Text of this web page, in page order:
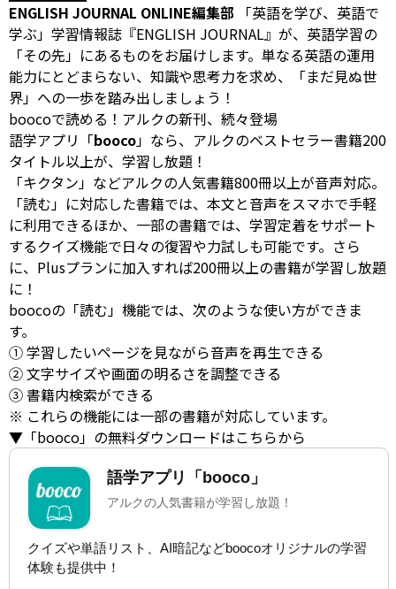
ENGLISH JOURNAL ONLINE編集部 「英語を学び、英語で
学ぶ」学習情報誌『ENGLISH JOURNAL』が、英語学習の
「その先」にあるものをお届けします。単なる英語の運用
能力にとどまらない、知識や思考力を求め、「まだ見ぬ世
界」への一歩を踏み出しましょう！
boocoで読める！アルクの新刊、続々登場
語学アプリ「booco」なら、アルクのベストセラー書籍200
タイトル以上が、学習し放題！
「キクタン」などアルクの人気書籍800冊以上が音声対応。
「読む」に対応した書籍では、本文と音声をスマホで手軽
に利用できるほか、一部の書籍では、学習定着をサポート
するクイズ機能で日々の復習や力試しも可能です。 さら
に、Plusプランに加入すれば200冊以上の書籍が学習し放題
に！
boocoの「読む」 機能では、次のような使い方ができま
す。
① 学習したいページを見ながら音声を再生できる
② 文字サイズや画面の明るさを調整できる
③ 書籍内検索ができる
※ これらの機能には一部の書籍が対応しています。
▼「booco」の無料ダウンロードはこちらから